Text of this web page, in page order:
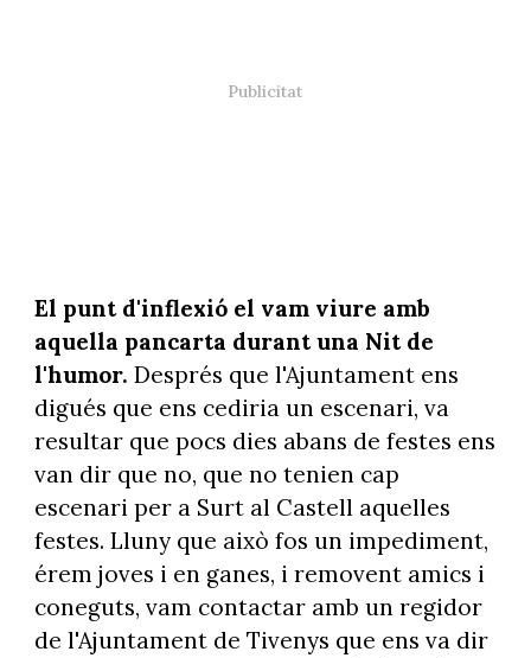
El punt d'inflexió el vam viure amb
aquella pancarta durant una Nit de
l'humor. Després que l'Ajuntament ens
digués que ens cediria un escenari, va
resultar que pocs dies abans de festes ens
van dir que no, que no tenien cap
escenari per a Surt al Castell aquelles
festes. Lluny que això fos un impediment,
érem joves i en ganes, i removent amics i
coneguts, vam contactar amb un regidor
de l'Ajuntament de Tivenys que ens va dir